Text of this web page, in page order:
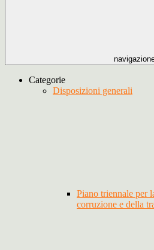
Categorie
Disposizioni generali
Piano triennale per
corruzione e della